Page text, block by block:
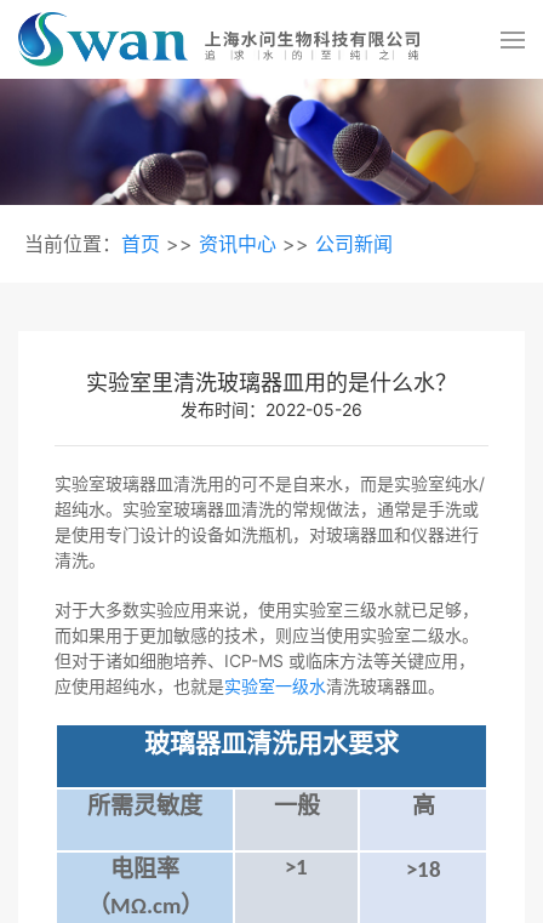
当前位置： 首页 >> 资讯中心 >> 公司新闻
实验室里清洗玻璃器皿用的是什么水？
发布时间：2022-05-26
实验室玻璃器皿清洗用的可不是自来水，而是实验室纯水/
超纯水。实验室玻璃器皿清洗的常规做法，通常是手洗或
是使用专门设计的设备如洗瓶机，对玻璃器皿和仪器进行
清洗。
对于大多数实验应用来说，使用实验室三级水就已足够，
而如果用于更加敏感的技术，则应当使用实验室二级水。
但对于诸如细胞培养、ICP-MS 或临床方法等关键应用，
应使用超纯水，也就是实验室一级水清洗玻璃器皿。
玻璃器皿清洗用水要求
所需灵敏度 一般 高
电阻率
（MΩ.cm）
>1 >18